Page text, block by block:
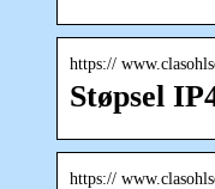
https://
Støpsel
https://